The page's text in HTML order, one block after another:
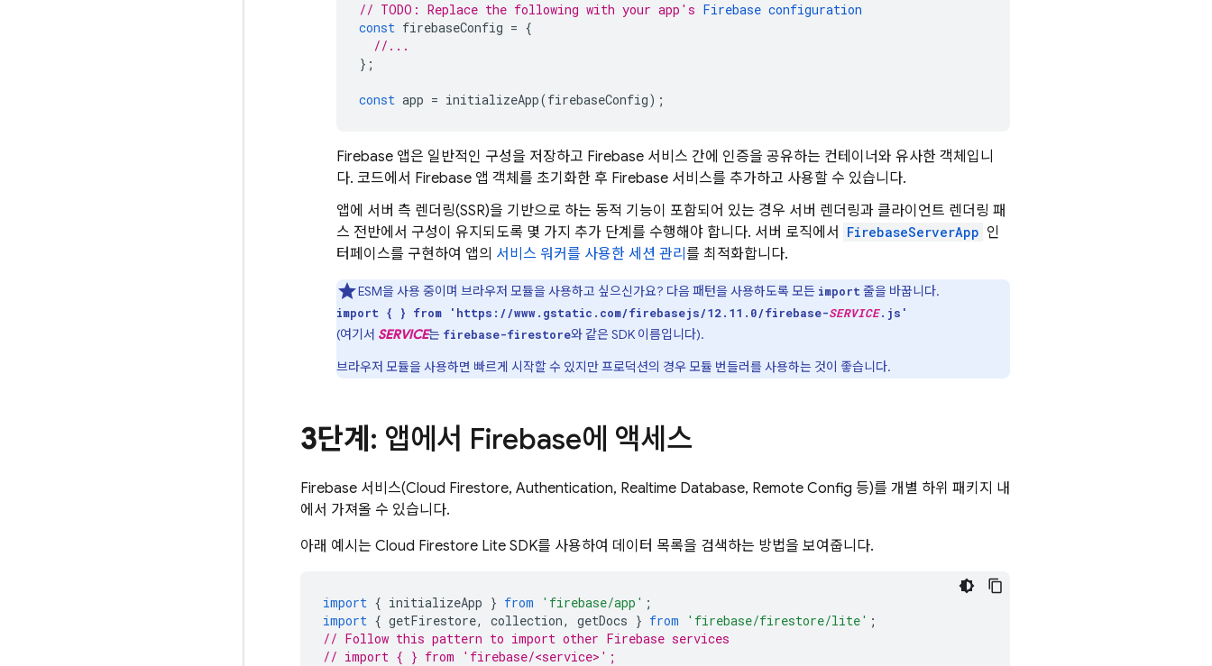
// TODO: Replace the following with your app's Firebase configuration
const firebaseConfig = {
//...
};
const app = initializeApp(firebaseConfig);
Firebase 앱은 일반적인 구성을 저장하고 Firebase 서비스 간에 인증을 공유하는 컨테이너와 유사한 객체입니
다. 코드에서 Firebase 앱 객체를 초기화한 후 Firebase 서비스를 추가하고 사용할 수 있습니다.
앱에 서버 측 렌더링(SSR)을 기반으로 하는 동적 기능이 포함되어 있는 경우 서버 렌더링과 클라이언트 렌더링 패
스 전반에서 구성이 유지되도록 몇 가지 추가 단계를 수행해야 합니다. 서버 로직에서
FirebaseServerApp 인
터페이스를 구현하여 앱의 서비스 워커를 사용한 세션 관리 를 최적화합니다.
ESM을 사용 중이며 브라우저 모듈을 사용하고 싶으신가요? 다음 패턴을 사용하도록 모든 import 줄을 바꿉니다.
import { } from 'https://www.gstatic.com/firebasejs/12.11.0/firebase-SERVICE.js'
(여기서 SERVICE는 firebase-firestore와 같은 SDK 이름입니다).
브라우저 모듈을 사용하면 빠르게 시작할 수 있지만 프로덕션의 경우 모듈 번들러를 사용하는 것이 좋습니다.
3단계 : 앱에서 Firebase에 액세스
Firebase 서비스(Cloud Firestore, Authentication, Realtime Database, Remote Config 등)를 개별 하위 패키지 내
에서 가져올 수 있습니다.
아래 예시는 Cloud Firestore Lite SDK를 사용하여 데이터 목록을 검색하는 방법을 보여줍니다.
import { initializeApp } from 'firebase/app' ;
import { getFirestore, collection, getDocs } from 'firebase/firestore/lite' ;
// Follow this pattern to import other Firebase services
// import { } from 'firebase/<service>';